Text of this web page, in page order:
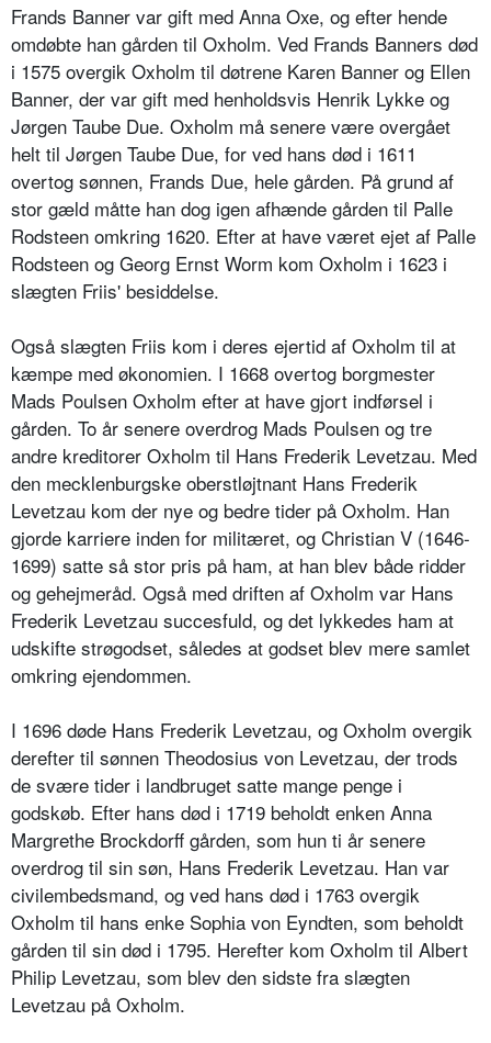
Frands Banner var gift med Anna Oxe, og efter hende
omdøbte han gården til Oxholm. Ved Frands Banners død
i 1575 overgik Oxholm til døtrene Karen Banner og Ellen
Banner, der var gift med henholdsvis Henrik Lykke og
Jørgen Taube Due. Oxholm må senere være overgået
helt til Jørgen Taube Due, for ved hans død i 1611
overtog sønnen, Frands Due, hele gården. På grund af
stor gæld måtte han dog igen afhænde gården til Palle
Rodsteen omkring 1620. Efter at have været ejet af Palle
Rodsteen og Georg Ernst Worm kom Oxholm i 1623 i
slægten Friis' besiddelse.
Også slægten Friis kom i deres ejertid af Oxholm til at
kæmpe med økonomien. I 1668 overtog borgmester
Mads Poulsen Oxholm efter at have gjort indførsel i
gården. To år senere overdrog Mads Poulsen og tre
andre kreditorer Oxholm til Hans Frederik Levetzau. Med
den mecklenburgske oberstløjtnant Hans Frederik
Levetzau kom der nye og bedre tider på Oxholm. Han
gjorde karriere inden for militæret, og Christian V (1646-
1699) satte så stor pris på ham, at han blev både ridder
og gehejmeråd. Også med driften af Oxholm var Hans
Frederik Levetzau succesfuld, og det lykkedes ham at
udskifte strøgodset, således at godset blev mere samlet
omkring ejendommen.
I 1696 døde Hans Frederik Levetzau, og Oxholm overgik
derefter til sønnen Theodosius von Levetzau, der trods
de svære tider i landbruget satte mange penge i
godskøb. Efter hans død i 1719 beholdt enken Anna
Margrethe Brockdorff gården, som hun ti år senere
overdrog til sin søn, Hans Frederik Levetzau. Han var
civilembedsmand, og ved hans død i 1763 overgik
Oxholm til hans enke Sophia von Eyndten, som beholdt
gården til sin død i 1795. Herefter kom Oxholm til Albert
Philip Levetzau, som blev den sidste fra slægten
Levetzau på Oxholm.